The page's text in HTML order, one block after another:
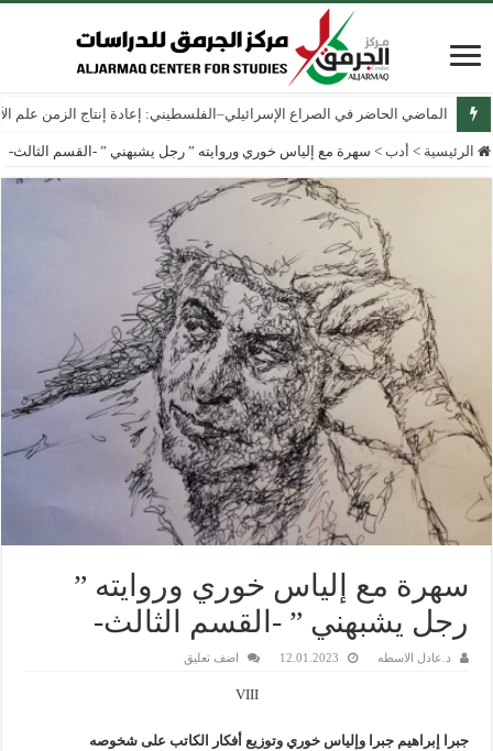
الماضي الحاضر في الصراع الإسرائيلي–الفلسطيني: إعادة إنتاج الزمن علم
الرئيسية > أدب > سهرة مع إلياس خوري وروايته ” رجل يشبهني ” -القسم الثالث-
سهرة مع إلياس خوري وروايته ”
رجل يشبهني ” -القسم الثالث-
د.عادل الاسطه 12.01.2023 اضف تعليق
VIII
جبرا إبراهيم جبرا وإلياس خوري وتوزيع أفكار الكاتب على شخوصه